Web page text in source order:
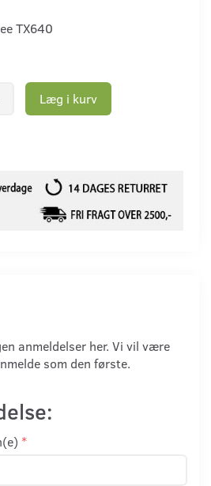
TX640
Læg i kurv
anmeldelser her. Vi vil være
som den første.